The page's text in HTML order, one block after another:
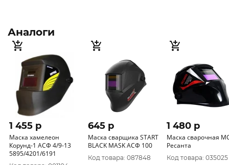
Аналоги
1 455 p
Маска хамелеон
Корунд-1 АСФ 4/9-13
5895/4201/6191
645 p
Маска сварщика START
BLACK MASK АСФ 100
Код товара: 087848
1 480 p
Маска сварочная
Ресанта
Код товара: 035025